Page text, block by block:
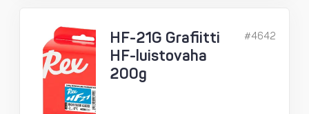
HF-21G Grafiitti
HF-luistovaha
200g
#4642